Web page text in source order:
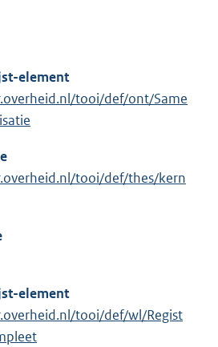
element
tooi/def/ont/Same
tooi/def/thes/kern
element
tooi/def/wl/Regist